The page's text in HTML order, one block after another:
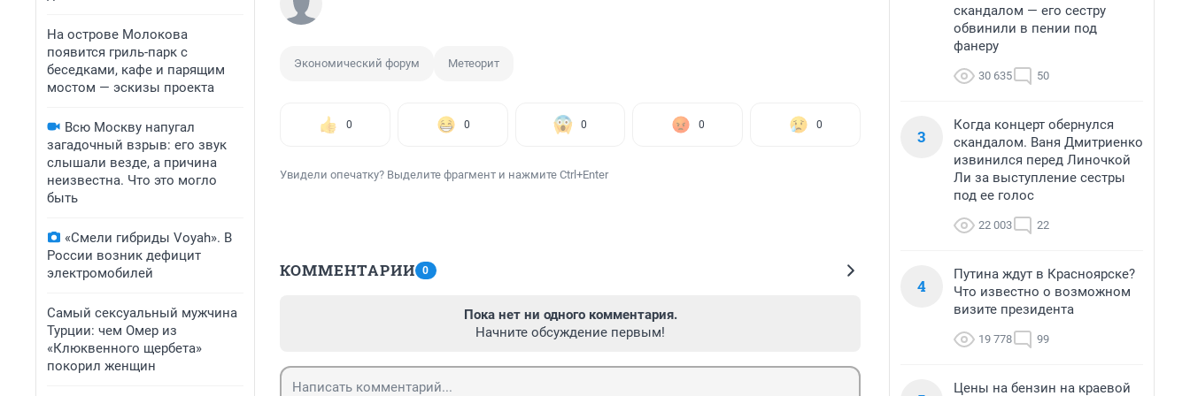
На острове Молокова
появится гриль-парк с
беседками, кафе и парящим
мостом — эскизы проекта
Всю Москву напугал
загадочный взрыв: его звук
слышали везде, а причина
неизвестна. Что это могло
быть
«Смели гибриды Voyah». В
России возник дефицит
электромобилей
Самый сексуальный мужчина
Турции: чем Омер из
«Клюквенного щербета»
покорил женщин
Экономический форум Метеорит
0 0 0 0 0
Увидели опечатку? Выделите фрагмент и нажмите Ctrl+Enter
КОММЕНТАРИИ 0
Пока нет ни одного комментария.
Начните обсуждение первым!
скандалом — его сестру
обвинили в пении под
фанеру
30 635 50
3
Когда концерт обернулся
скандалом. Ваня Дмитриенко
извинился перед Линочкой
Ли за выступление сестры
под ее голос
22 003 22
4
Путина ждут в Красноярске?
Что известно о возможном
визите президента
19 778 99
Цены на бензин на краевой